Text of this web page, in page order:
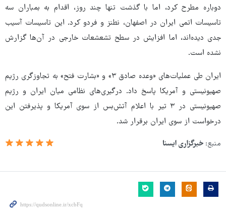
دوباره مطرح کرد، اما با گذشت تنها چند روز، اقدام به بمباران سه
تاسیسات اتمی ایران در اصفهان، نطنز و فردو کرد. این تاسیسات آسیب
جدی دیده‌اند، اما افزایش در سطح تشعشعات خارجی در آن‌ها گزارش
نشده است.
ایران طی عملیات‌های «وعده صادق ۳» و «بشارت فتح» به تجاوزگری رژیم
صهیونیستی و آمریکا پاسخ داد. درگیری‌های نظامی میان ایران و رژیم
صهیونیستی در ۳ تیر با اعلام آتش‌بس از سوی آمریکا و پذیرفتن این
درخواست از سوی ایران برقرار شد.‌
منبع: خبرگزاری ایسنا